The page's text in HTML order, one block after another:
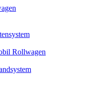
Rollwagen